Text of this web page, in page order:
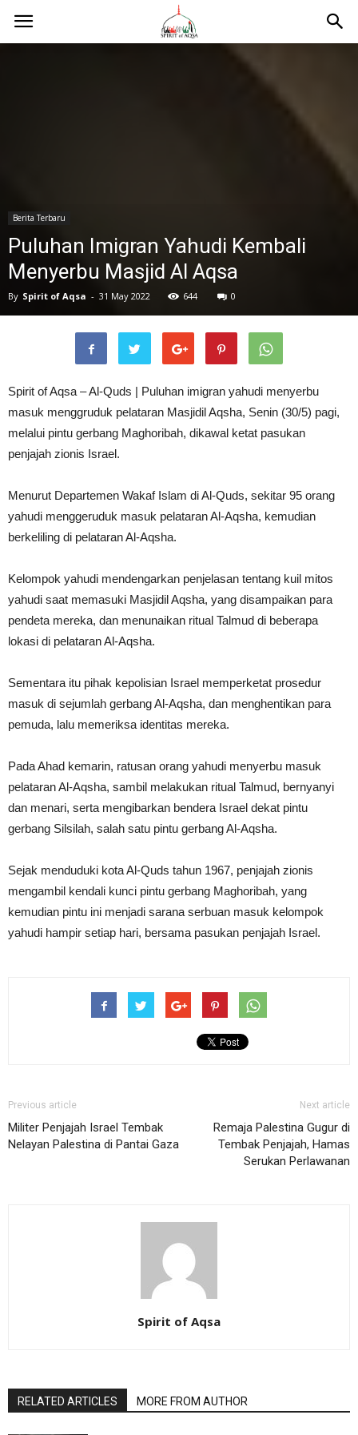
Berita Terbaru
Puluhan Imigran Yahudi Kembali
Menyerbu Masjid Al Aqsa
By Spirit of Aqsa - 31 May 2022 644 0
Spirit of Aqsa – Al-Quds | Puluhan imigran yahudi menyerbu
masuk menggruduk pelataran Masjidil Aqsha, Senin (30/5) pagi,
melalui pintu gerbang Maghoribah, dikawal ketat pasukan
penjajah zionis Israel.
Menurut Departemen Wakaf Islam di Al-Quds, sekitar 95 orang
yahudi menggeruduk masuk pelataran Al-Aqsha, kemudian
berkeliling di pelataran Al-Aqsha.
Kelompok yahudi mendengarkan penjelasan tentang kuil mitos
yahudi saat memasuki Masjidil Aqsha, yang disampaikan para
pendeta mereka, dan menunaikan ritual Talmud di beberapa
lokasi di pelataran Al-Aqsha.
Sementara itu pihak kepolisian Israel memperketat prosedur
masuk di sejumlah gerbang Al-Aqsha, dan menghentikan para
pemuda, lalu memeriksa identitas mereka.
Pada Ahad kemarin, ratusan orang yahudi menyerbu masuk
pelataran Al-Aqsha, sambil melakukan ritual Talmud, bernyanyi
dan menari, serta mengibarkan bendera Israel dekat pintu
gerbang Silsilah, salah satu pintu gerbang Al-Aqsha.
Sejak menduduki kota Al-Quds tahun 1967, penjajah zionis
mengambil kendali kunci pintu gerbang Maghoribah, yang
kemudian pintu ini menjadi sarana serbuan masuk kelompok
yahudi hampir setiap hari, bersama pasukan penjajah Israel.
Previous article
Militer Penjajah Israel Tembak
Nelayan Palestina di Pantai Gaza
Next article
Remaja Palestina Gugur di
Tembak Penjajah, Hamas
Serukan Perlawanan
Spirit of Aqsa
RELATED ARTICLES MORE FROM AUTHOR